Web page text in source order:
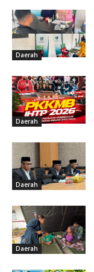
Daerah
Daerah
Daerah
Daerah